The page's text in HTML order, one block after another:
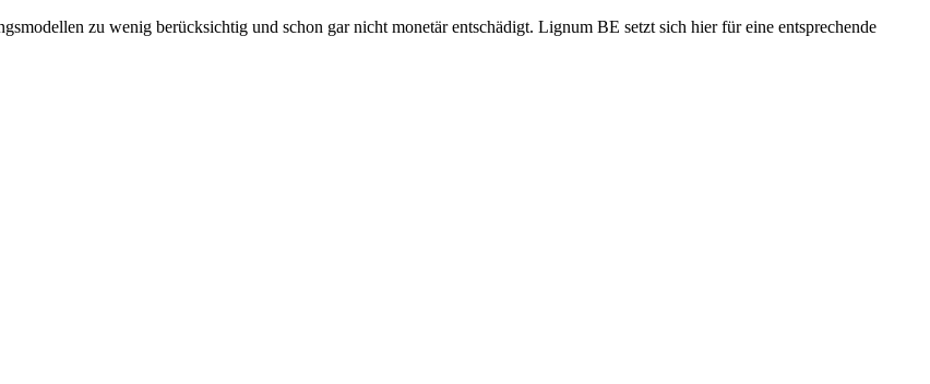
zu wenig berücksichtig und schon gar nicht monetär entschädigt. Lignum BE setzt sich hier für eine entsprechende